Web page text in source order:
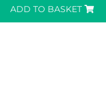
ADD TO BASKET